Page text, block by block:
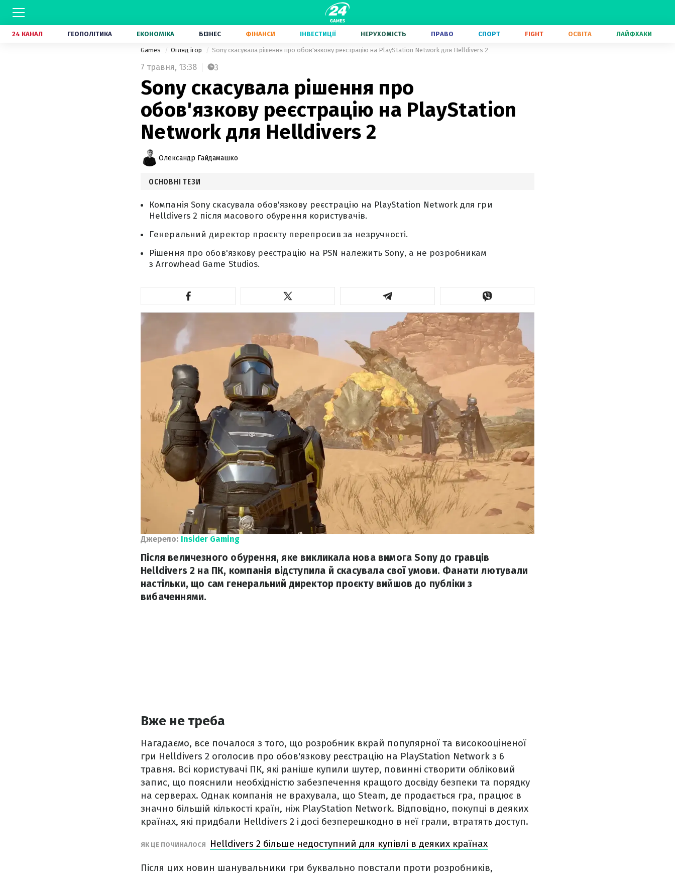
24 КАНАЛ ГЕОПОЛІТИКА ЕКОНОМІКА БІЗНЕС ФІНАНСИ ІНВЕСТИЦІЇ НЕРУХОМІСТЬ ПРАВО СПОРТ FIGHT ОСВІТА ЛАЙФХАКИ
Games Огляд ігор Sony скасувала рішення про обов'язкову реєстрацію на PlayStation Network для Helldivers 2
7 травня, 13:38 3
Sony скасувала рішення про
обов'язкову реєстрацію на PlayStation
Network для Helldivers 2
Олександр Гайдамашко
ОСНОВНІ ТЕЗИ
Компанія Sony скасувала обов'язкову реєстрацію на PlayStation Network для гри
Helldivers 2 після масового обурення користувачів.
Генеральний директор проєкту перепросив за незручності.
Рішення про обов'язкову реєстрацію на PSN належить Sony, а не розробникам
з Arrowhead Game Studios.
Джерело: Insider Gaming
Після величезного обурення, яке викликала нова вимога Sony до гравців
Helldivers 2 на ПК, компанія відступила й скасувала свої умови. Фанати лютували
настільки, що сам генеральний директор проєкту вийшов до публіки з
вибаченнями.
Вже не треба
Нагадаємо, все почалося з того, що розробник вкрай популярної та високооціненої
гри Helldivers 2 оголосив про обов'язкову реєстрацію на PlayStation Network з 6
травня. Всі користувачі ПК, які раніше купили шутер, повинні створити обліковий
запис, що пояснили необхідністю забезпечення кращого досвіду безпеки та порядку
на серверах. Однак компанія не врахувала, що Steam, де продається гра, працює в
значно більшій кількості країн, ніж PlayStation Network. Відповідно, покупці в деяких
країнах, які придбали Helldivers 2 і досі безперешкодно в неї грали, втратять доступ.
ЯК ЦЕ ПОЧИНАЛОСЯ Helldivers 2 більше недоступний для купівлі в деяких країнах
Після цих новин шанувальники гри буквально повстали проти розробників,